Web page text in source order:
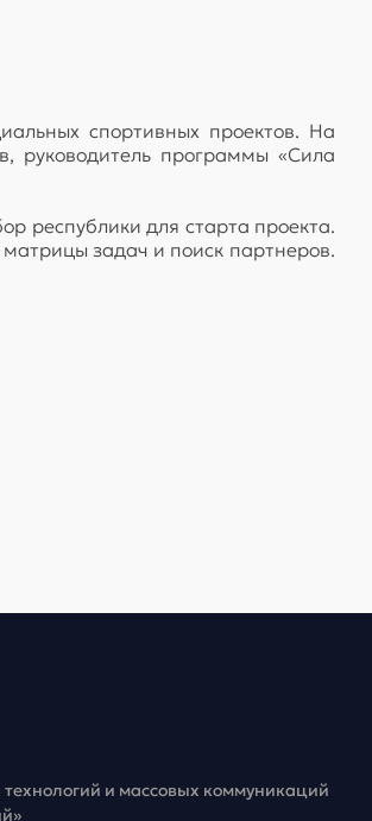
спортивных проектов. На
руководитель программы «Сила
республики для старта проекта.
задач и поиск партнеров.
и массовых коммуникаций